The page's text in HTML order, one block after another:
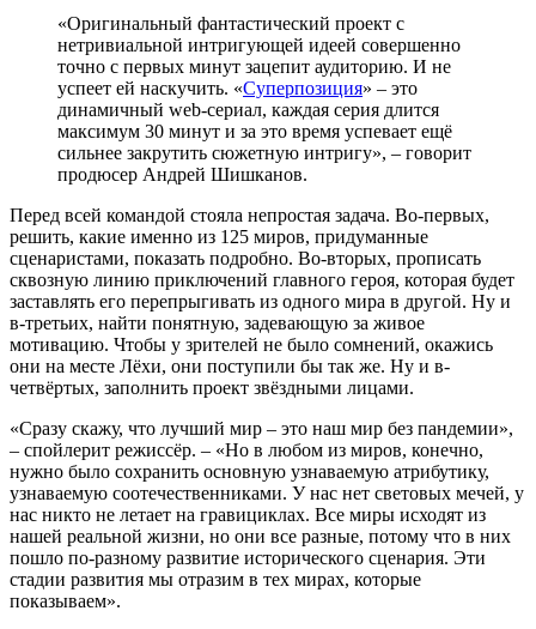
«Оригинальный фантастический проект с
нетривиальной интригующей идеей совершенно
точно с первых минут зацепит аудиторию. И не
успеет ей наскучить. «Суперпозиция» – это
динамичный web-сериал, каждая серия длится
максимум 30 минут и за это время успевает ещё
сильнее закрутить сюжетную интригу», – говорит
продюсер Андрей Шишканов.
Перед всей командой стояла непростая задача. Во-первых,
решить, какие именно из 125 миров, придуманные
сценаристами, показать подробно. Во-вторых, прописать
сквозную линию приключений главного героя, которая будет
заставлять его перепрыгивать из одного мира в другой. Ну и
в-третьих, найти понятную, задевающую за живое
мотивацию. Чтобы у зрителей не было сомнений, окажись
они на месте Лёхи, они поступили бы так же. Ну и в-
четвёртых, заполнить проект звёздными лицами.
«Сразу скажу, что лучший мир – это наш мир без пандемии»,
– спойлерит режиссёр. – «Но в любом из миров, конечно,
нужно было сохранить основную узнаваемую атрибутику,
узнаваемую соотечественниками. У нас нет световых мечей, у
нас никто не летает на гравициклах. Все миры исходят из
нашей реальной жизни, но они все разные, потому что в них
пошло по-разному развитие исторического сценария. Эти
стадии развития мы отразим в тех мирах, которые
показываем».